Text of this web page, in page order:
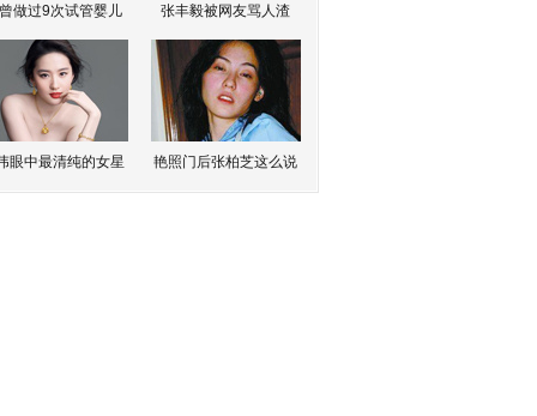
做过9次试管婴儿 张丰毅被网友骂人渣
眼中最清纯的女星 艳照门后张柏芝这么说